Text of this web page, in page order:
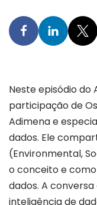
Neste episódio
participação de
Adimena e
dados. Ele
(Environmental,
o conceito e
dados. A
inteligência de